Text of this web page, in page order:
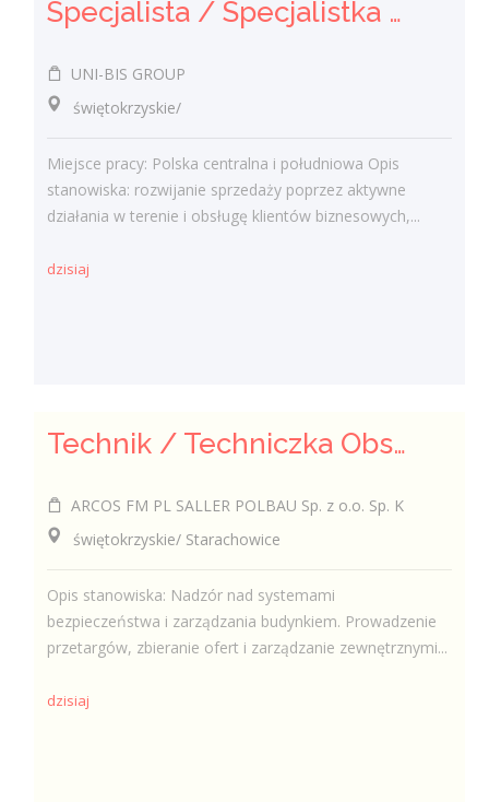
Specjalista / Specjalistka ds. sprzedaży rozwiązań technicznych
UNI-BIS GROUP
świętokrzyskie/
Miejsce pracy: Polska centralna i południowa Opis
stanowiska: rozwijanie sprzedaży poprzez aktywne
działania w terenie i obsługę klientów biznesowych,...
dzisiaj
Technik / Techniczka Obsługi Budynku
ARCOS FM PL SALLER POLBAU Sp. z o.o. Sp. K
świętokrzyskie/ Starachowice
Opis stanowiska: Nadzór nad systemami
bezpieczeństwa i zarządzania budynkiem. Prowadzenie
przetargów, zbieranie ofert i zarządzanie zewnętrznymi...
dzisiaj